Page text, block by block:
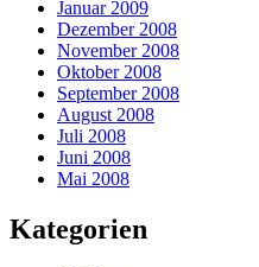
Januar 2009
Dezember 2008
November 2008
Oktober 2008
September 2008
August 2008
Juli 2008
Juni 2008
Mai 2008
Kategorien